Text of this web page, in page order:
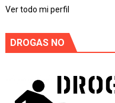
Ver todo mi perfil
DROGAS NO